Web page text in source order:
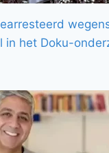
in het Doku-